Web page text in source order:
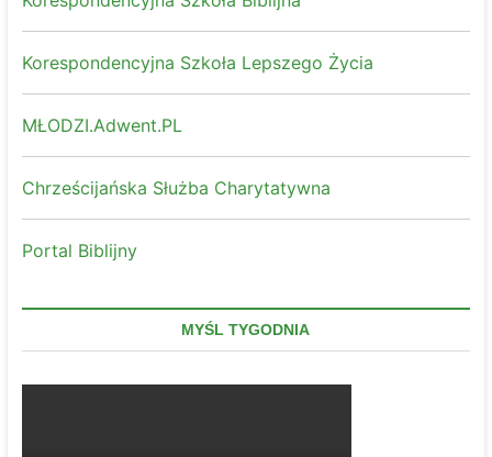
Korespondencyjna Szkoła Lepszego Życia
MŁODZI.Adwent.PL
Chrześcijańska Służba Charytatywna
Portal Biblijny
MYŚL TYGODNIA